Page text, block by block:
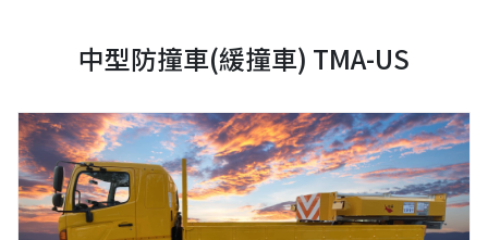
中型防撞車(緩撞車) TMA-US